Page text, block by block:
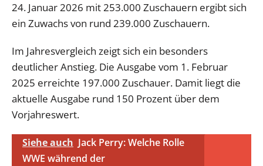
24. Januar 2026 mit 253.000 Zuschauern ergibt sich
ein Zuwachs von rund 239.000 Zuschauern.
Im Jahresvergleich zeigt sich ein besonders
deutlicher Anstieg. Die Ausgabe vom 1. Februar
2025 erreichte 197.000 Zuschauer. Damit liegt die
aktuelle Ausgabe rund 150 Prozent über dem
Vorjahreswert.
Siehe auch Jack Perry: Welche Rolle
WWE während der